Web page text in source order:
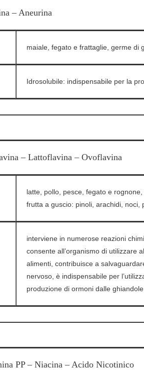
– Aneurina
maiale, fegato e frattaglie, germe di
Idrosolubile: indispensabile per la
– Lattoflavina – Ovoflavina
latte, pollo, pesce, fegato e
frutta a guscio: pinoli, arachidi, noci,
interviene in numerose reazioni
consente all’organismo di utilizzare
alimenti, contribuisce a
nervoso, è indispensabile per
produzione di ormoni dalle ghiandole
PP – Niacina – Acido Nicotinico